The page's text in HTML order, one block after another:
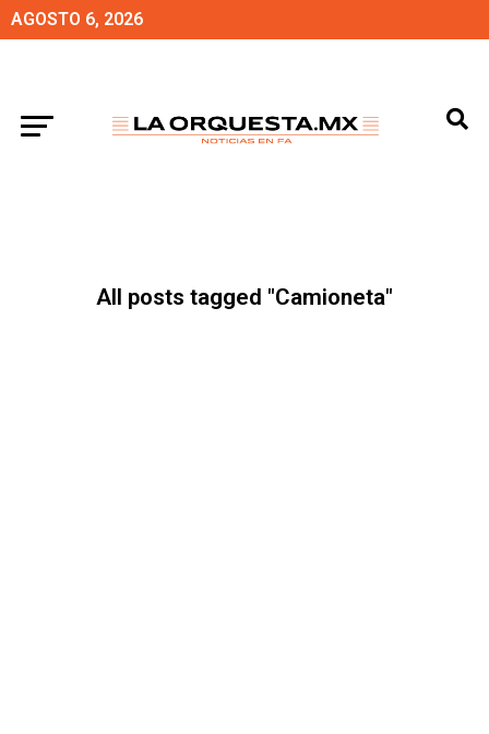
AGOSTO 6, 2026
All posts tagged "Camioneta"